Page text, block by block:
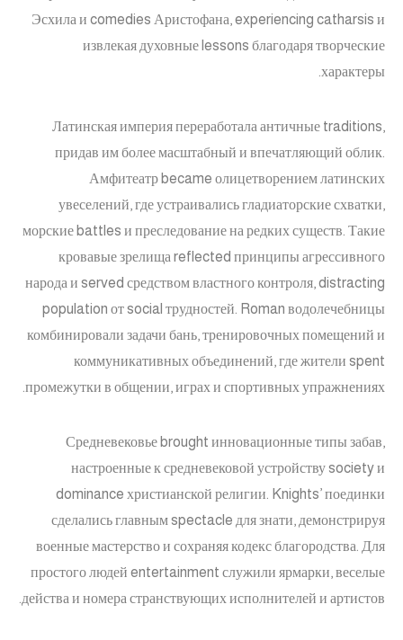
Эсхила и comedies Аристофана, experiencing catharsis и
извлекая духовные lessons благодаря творческие
характеры.
Латинская империя переработала античные traditions,
придав им более масштабный и впечатляющий облик.
Амфитеатр became олицетворением латинских
увеселений, где устраивались гладиаторские схватки,
морские battles и преследование на редких существ. Такие
кровавые зрелища reflected принципы агрессивного
народа и served средством властного контроля, distracting
population от social трудностей. Roman водолечебницы
комбинировали задачи бань, тренировочных помещений и
коммуникативных объединений, где жители spent
промежутки в общении, играх и спортивных упражнениях.
Средневековье brought инновационные типы забав,
настроенные к средневековой устройству society и
dominance христианской религии. Knights’ поединки
сделались главным spectacle для знати, демонстрируя
военные мастерство и сохраняя кодекс благородства. Для
простого людей entertainment служили ярмарки, веселые
действа и номера странствующих исполнителей и артистов.